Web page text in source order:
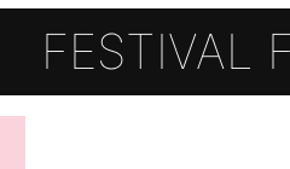
FESTIVAL